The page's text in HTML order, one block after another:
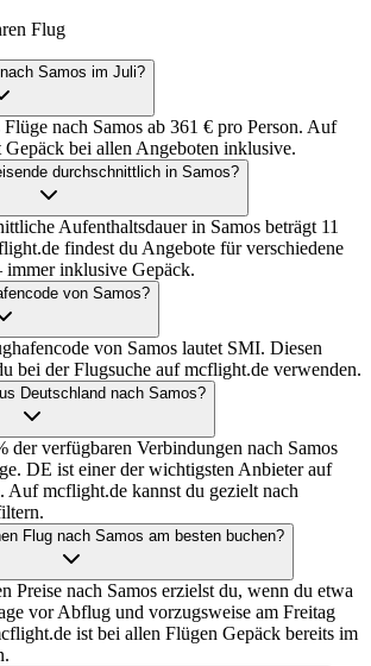
Flug
Samos im Juli?
nach Samos ab 361 € pro Person. Auf
bei allen Angeboten inklusive.
durchschnittlich in Samos?
Aufenthaltsdauer in Samos beträgt 11
findest du Angebote für verschiedene
immer inklusive Gepäck.
von Samos?
von Samos lautet SMI. Diesen
bei der Flugsuche auf mcflight.de verwenden.
Deutschland nach Samos?
der verfügbaren Verbindungen nach Samos
DE ist einer der wichtigsten Anbieter auf
Auf mcflight.de kannst du gezielt nach
Flug nach Samos am besten buchen?
Preise nach Samos erzielst du, wenn du etwa
vor Abflug und vorzugsweise am Freitag
ist bei allen Flügen Gepäck bereits im